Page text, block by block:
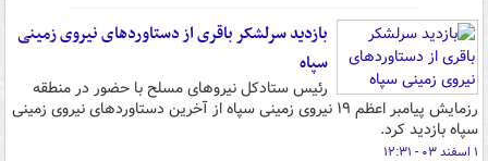
بازدید سرلشکر باقری از دستاوردهای نیروی زمینی
سپاه
رئیس ستادکل نیروهای مسلح با حضور در منطقه
رزمایش پیامبر اعظم ۱۹ نیروی زمینی سپاه از آخرین دستاوردهای نیروی زمینی
سپاه بازدید کرد.
۱ اسفند ۰۳ - ۱۲:۳۱